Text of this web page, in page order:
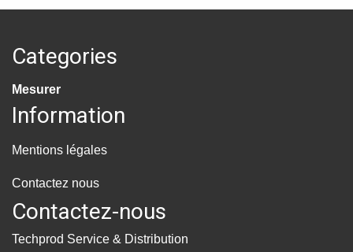
Categories
Mesurer
Information
Mentions légales
Contactez nous
Contactez-nous
Techprod Service & Distribution